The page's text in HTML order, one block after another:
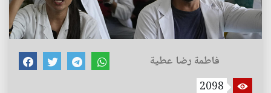
فاطمة رضا عطية
2098